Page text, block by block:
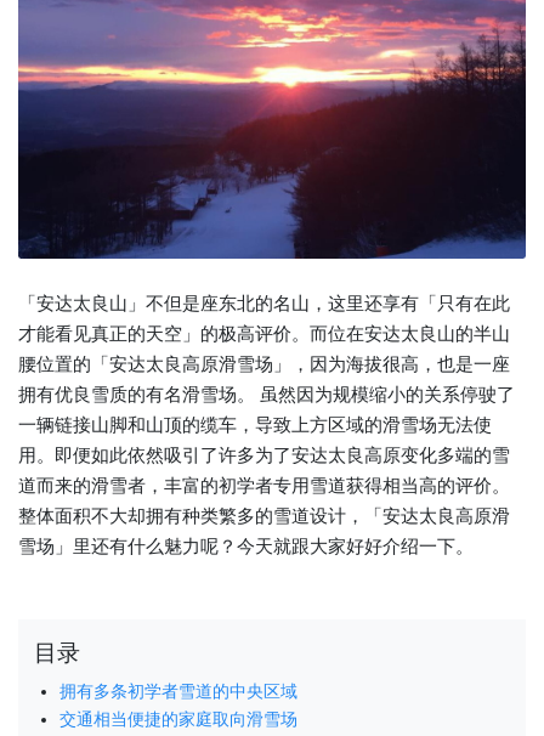
「安达太良山」不但是座东北的名山，这里还享有「只有在此
才能看见真正的天空」的极高评价。而位在安达太良山的半山
腰位置的「安达太良高原滑雪场」，因为海拔很高，也是一座
拥有优良雪质的有名滑雪场。 虽然因为规模缩小的关系停驶了
一辆链接山脚和山顶的缆车，导致上方区域的滑雪场无法使
用。即便如此依然吸引了许多为了安达太良高原变化多端的雪
道而来的滑雪者，丰富的初学者专用雪道获得相当高的评价。
整体面积不大却拥有种类繁多的雪道设计，「安达太良高原滑
雪场」里还有什么魅力呢？今天就跟大家好好介绍一下。
目录
拥有多条初学者雪道的中央区域
交通相当便捷的家庭取向滑雪场